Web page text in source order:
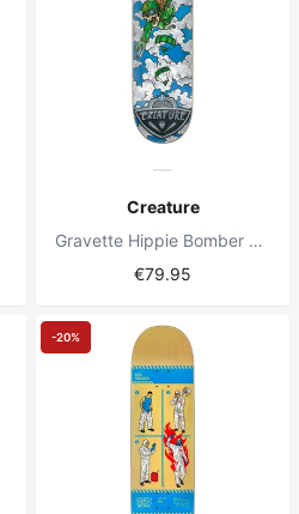
Creature
Gravette Hippie Bomber Blue/White 8.3" Skateboard Deck
€79.95
-20%